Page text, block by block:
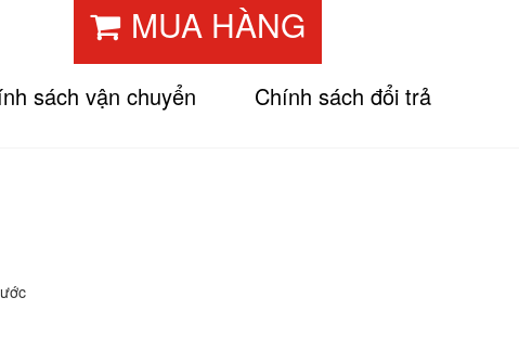
MUA HÀNG
sách vận chuyển Chính sách đổi trả